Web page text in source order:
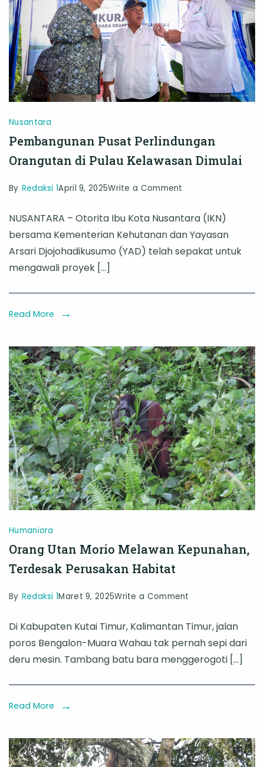
Nusantara
Pembangunan Pusat Perlindungan
Orangutan di Pulau Kelawasan Dimulai
By Redaksi 1April 9, 2025Write a Comment
Pusat
Perlindungan
Orangutan
Pulau
NUSANTARA – Otorita Ibu Kota Nusantara (IKN)
bersama Kementerian Kehutanan dan Yayasan
Arsari Djojohadikusumo (YAD) telah sepakat untuk
mengawali proyek […]
Read More
Humaniora
Orang Utan Morio Melawan Kepunahan,
Terdesak Perusakan Habitat
By Redaksi 1Maret 9, 2025Write a Comment
Utan
Morio
Melawan
Kepunahan,
Habitat
Di Kabupaten Kutai Timur, Kalimantan Timur, jalan
poros Bengalon-Muara Wahau tak pernah sepi dari
deru mesin. Tambang batu bara menggerogoti […]
Read More